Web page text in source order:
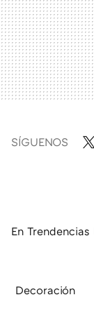
SÍGUENOS
En
Decoración